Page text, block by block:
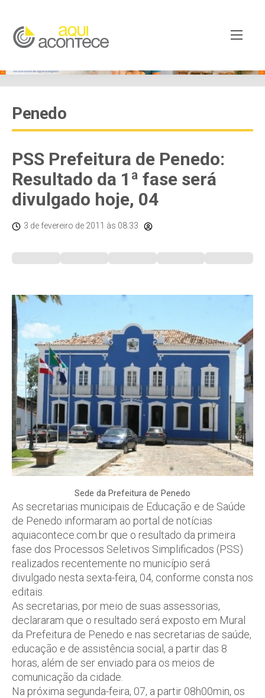
Penedo
PSS Prefeitura de Penedo:
Resultado da 1ª fase será
divulgado hoje, 04
3 de fevereiro de 2011 às 08:33
Sede da Prefeitura de Penedo
As secretarias municipais de Educação e de Saúde
de Penedo informaram ao portal de notícias
aquiacontece.com.br que o resultado da primeira
fase dos Processos Seletivos Simplificados (PSS)
realizados recentemente no município será
divulgado nesta sexta-feira, 04, conforme consta nos
editais.
As secretarias, por meio de suas assessorias,
declararam que o resultado será exposto em Mural
da Prefeitura de Penedo e nas secretarias de saúde,
educação e de assistência social, a partir das 8
horas, além de ser enviado para os meios de
comunicação da cidade.
Na próxima segunda-feira, 07, a partir 08h00min, os